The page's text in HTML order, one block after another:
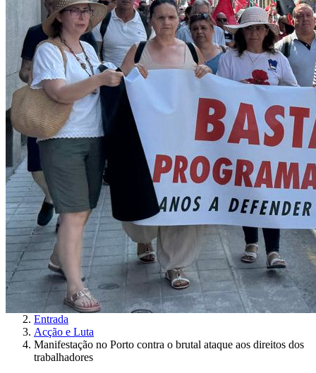
Entrada
Acção e Luta
Manifestação no Porto contra o brutal ataque aos direitos dos
trabalhadores